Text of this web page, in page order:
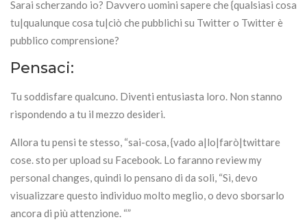
Sarai scherzando io? Davvero uomini sapere che {qualsiasi cosa
tu|qualunque cosa tu|ciò che pubblichi su Twitter o Twitter è
pubblico comprensione?
Pensaci:
Tu soddisfare qualcuno. Diventi entusiasta loro. Non stanno
rispondendo a tu il mezzo desideri.
Allora tu pensi te stesso, “sai-cosa, {vado a|lo|farò|twittare
cose. sto per upload su Facebook. Lo faranno review my
personal changes, quindi lo pensano di da soli, “Sì, devo
visualizzare questo individuo molto meglio, o devo sborsarlo
ancora di più attenzione. “”